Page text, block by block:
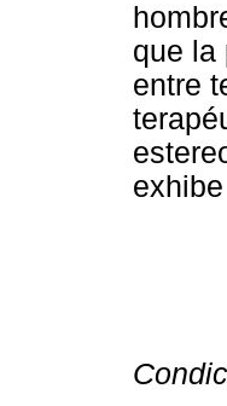
que la
entre